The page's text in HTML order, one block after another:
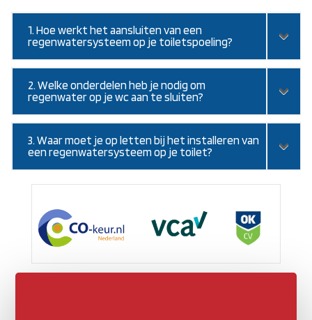
1. Hoe werkt het aansluiten van een
regenwatersysteem op je toiletspoeling?
2. Welke onderdelen heb je nodig om
regenwater op je wc aan te sluiten?
3. Waar moet je op letten bij het installeren van
een regenwatersysteem op je toilet?